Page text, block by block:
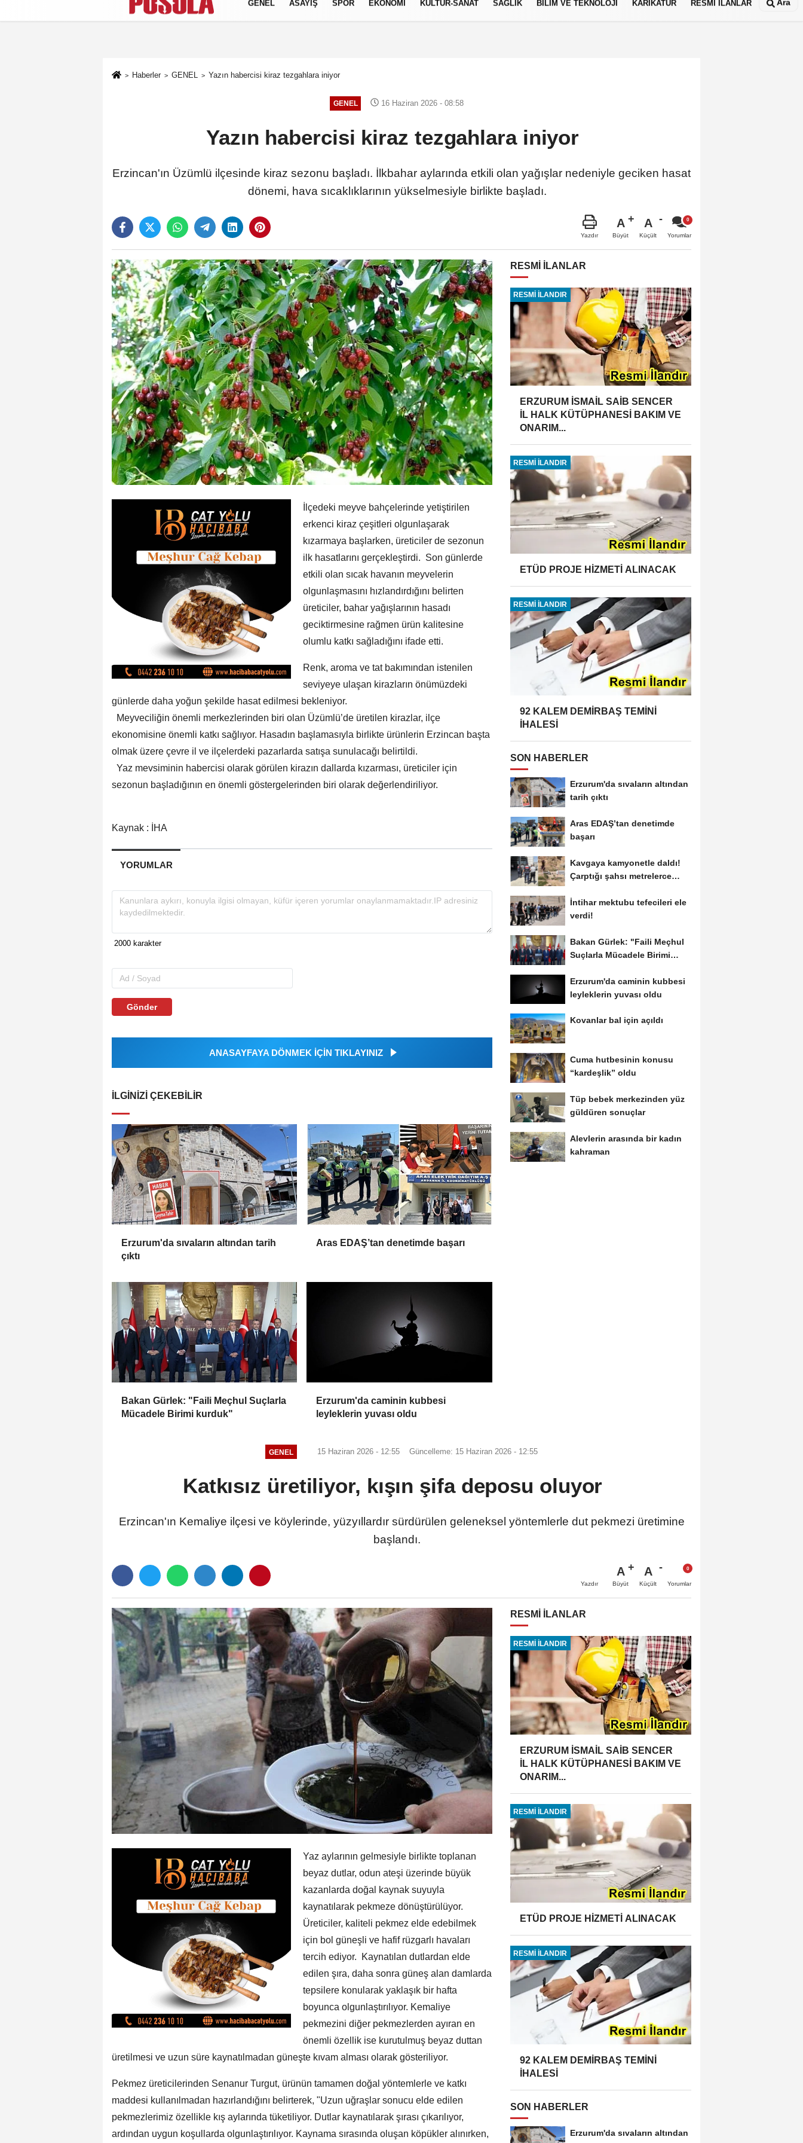
Künye İletişim Gizlilik Politikası
GENEL ASAYİŞ SPOR EKONOMİ KÜLTÜR-SANAT SAĞLIK BİLİM VE TEKNOLOJİ KARİKATÜR RESMİ İLANLAR Ara
Haberler GENEL Yazın habercisi kiraz tezgahlara iniyor
GENEL 16 Haziran 2026 - 08:58
Yazın habercisi kiraz tezgahlara iniyor
Erzincan'ın Üzümlü ilçesinde kiraz sezonu başladı. İlkbahar aylarında etkili olan yağışlar nedeniyle geciken hasat
dönemi, hava sıcaklıklarının yükselmesiyle birlikte başladı.
Yazdır
A
Büyüt
A
Küçült Yorumlar
İlçedeki meyve bahçelerinde yetiştirilen
erkenci kiraz çeşitleri olgunlaşarak
kızarmaya başlarken, üreticiler de sezonun
ilk hasatlarını gerçekleştirdi. Son günlerde
etkili olan sıcak havanın meyvelerin
olgunlaşmasını hızlandırdığını belirten
üreticiler, bahar yağışlarının hasadı
geciktirmesine rağmen ürün kalitesine
olumlu katkı sağladığını ifade etti.
Renk, aroma ve tat bakımından istenilen
seviyeye ulaşan kirazların önümüzdeki
günlerde daha yoğun şekilde hasat edilmesi bekleniyor.
Meyveciliğin önemli merkezlerinden biri olan Üzümlü’de üretilen kirazlar, ilçe
ekonomisine önemli katkı sağlıyor. Hasadın başlamasıyla birlikte ürünlerin Erzincan başta
olmak üzere çevre il ve ilçelerdeki pazarlarda satışa sunulacağı belirtildi.
Yaz mevsiminin habercisi olarak görülen kirazın dallarda kızarması, üreticiler için
sezonun başladığının en önemli göstergelerinden biri olarak değerlendiriliyor.
Kaynak : İHA
YORUMLAR
Gönder
ANASAYFAYA DÖNMEK İÇİN TIKLAYINIZ
İLGINIZI ÇEKEBILIR
Erzurum'da sıvaların altından tarih
çıktı
Aras EDAŞ’tan denetimde başarı
Bakan Gürlek: "Faili Meçhul Suçlarla
Mücadele Birimi kurduk"
Erzurum'da caminin kubbesi
leyleklerin yuvası oldu
RESMİ İLANLAR
RESMİ İLANDIR
ERZURUM İSMAİL SAİB SENCER
İL HALK KÜTÜPHANESİ BAKIM VE
ONARIM...
RESMİ İLANDIR
ETÜD PROJE HİZMETİ ALINACAK
RESMİ İLANDIR
92 KALEM DEMİRBAŞ TEMİNİ
İHALESİ
SON HABERLER
Erzurum'da sıvaların altından
tarih çıktı
Aras EDAŞ’tan denetimde
başarı
Kavgaya kamyonetle daldı!
Çarptığı şahsı metrelerce
İntihar mektubu tefecileri ele
verdi!
Bakan Gürlek: "Faili Meçhul
Suçlarla Mücadele Birimi
Erzurum'da caminin kubbesi
leyleklerin yuvası oldu
Kovanlar bal için açıldı
Cuma hutbesinin konusu
“kardeşlik” oldu
Tüp bebek merkezinden yüz
güldüren sonuçlar
Alevlerin arasında bir kadın
kahraman
GENEL 15 Haziran 2026 - 12:55 Güncelleme: 15 Haziran 2026 - 12:55
Katkısız üretiliyor, kışın şifa deposu oluyor
Erzincan'ın Kemaliye ilçesi ve köylerinde, yüzyıllardır sürdürülen geleneksel yöntemlerle dut pekmezi üretimine
başlandı.
Yazdır
A
Büyüt
A
Küçült Yorumlar
Yaz aylarının gelmesiyle birlikte toplanan
beyaz dutlar, odun ateşi üzerinde büyük
kazanlarda doğal kaynak suyuyla
kaynatılarak pekmeze dönüştürülüyor.
Üreticiler, kaliteli pekmez elde edebilmek
için bol güneşli ve hafif rüzgarlı havaları
tercih ediyor. Kaynatılan dutlardan elde
edilen şıra, daha sonra güneş alan damlarda
tepsilere konularak yaklaşık bir hafta
boyunca olgunlaştırılıyor. Kemaliye
pekmezini diğer pekmezlerden ayıran en
önemli özellik ise kurutulmuş beyaz duttan
üretilmesi ve uzun süre kaynatılmadan güneşte kıvam alması olarak gösteriliyor.
Pekmez üreticilerinden Senanur Turgut, ürünün tamamen doğal yöntemlerle ve katkı
maddesi kullanılmadan hazırlandığını belirterek, "Uzun uğraşlar sonucu elde edilen
pekmezlerimiz özellikle kış aylarında tüketiliyor. Dutlar kaynatılarak şırası çıkarılıyor,
ardından uygun koşullarda olgunlaştırılıyor. Kaynama sırasında oluşan köpükler alınırken,
RESMİ İLANLAR
RESMİ İLANDIR
ERZURUM İSMAİL SAİB SENCER
İL HALK KÜTÜPHANESİ BAKIM VE
ONARIM...
RESMİ İLANDIR
ETÜD PROJE HİZMETİ ALINACAK
RESMİ İLANDIR
92 KALEM DEMİRBAŞ TEMİNİ
İHALESİ
SON HABERLER
Erzurum'da sıvaların altından